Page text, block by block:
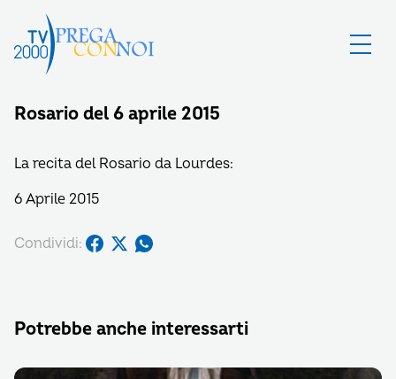
Rosario del 6 aprile 2015
La recita del Rosario da Lourdes:
6 Aprile 2015
Condividi:
Potrebbe anche interessarti